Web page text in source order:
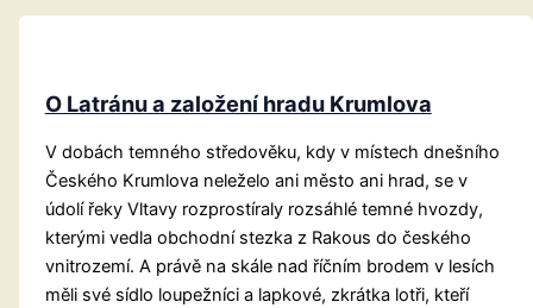
O Latránu a založení hradu Krumlova
V dobách temného středověku, kdy v místech dnešního
Českého Krumlova neleželo ani město ani hrad, se v
údolí řeky Vltavy rozprostíraly rozsáhlé temné hvozdy,
kterými vedla obchodní stezka z Rakous do českého
vnitrozemí. A právě na skále nad říčním brodem v lesích
měli své sídlo loupežníci a lapkové, zkrátka lotři, kteří